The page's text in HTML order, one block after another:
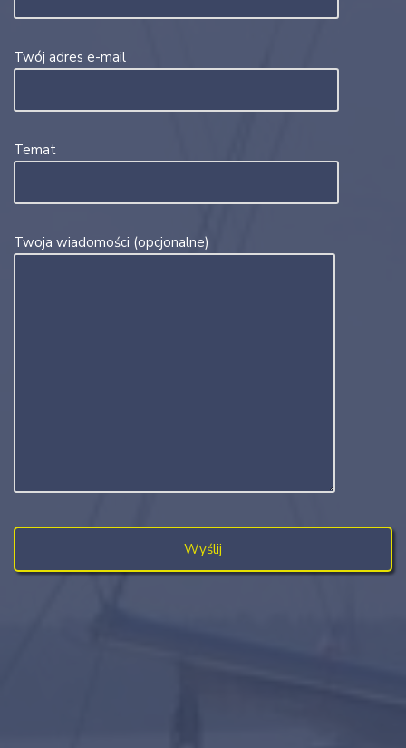
Twój adres e-mail
Temat
Twoja wiadomości (opcjonalne)